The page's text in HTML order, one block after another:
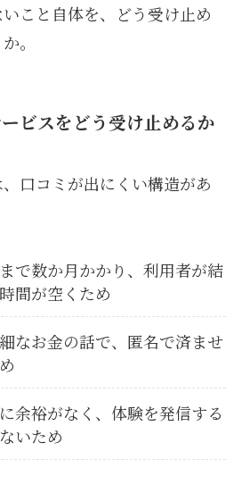
こと自体を、どう受け止め
。
ビスをどう受け止めるか
口コミが出にくい構造があ
で数か月かかり、利用者が結
間が空くため
なお金の話で、匿名で済ませ
余裕がなく、体験を発信する
いため